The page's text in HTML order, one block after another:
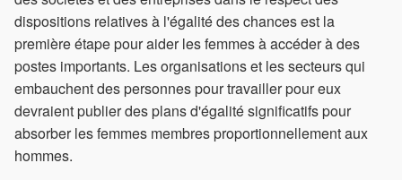
dispositions relatives à l'égalité des chances est la
première étape pour aider les femmes à accéder à des
postes importants. Les organisations et les secteurs qui
embauchent des personnes pour travailler pour eux
devraient publier des plans d'égalité significatifs pour
absorber les femmes membres proportionnellement aux
hommes.